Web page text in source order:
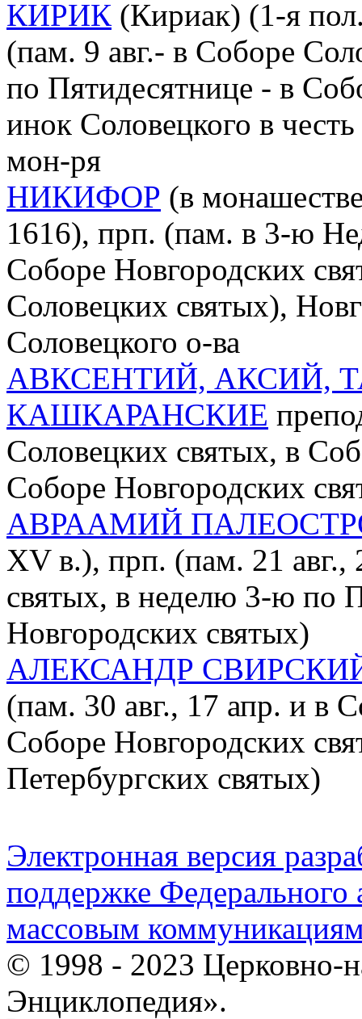
КИРИК (Кириак) (1-я
(пам. 9 авг.- в Соборе
по Пятидесятнице - в
инок Соловецкого в
мон-ря
НИКИФОР (в
1616), прп. (пам. в 3-ю
Соборе Новгородских
Соловецких святых),
Соловецкого о-ва
АВКСЕНТИЙ, АКСИЙ,
КАШКАРАНСКИЕ
Соловецких святых, в
Соборе Новгородских
АВРААМИЙ
XV в.), прп. (пам. 21 авг.,
святых, в неделю 3-ю по
Новгородских святых)
АЛЕКСАНДР
(пам. 30 авг., 17 апр. и в
Соборе Новгородских
Петербургских святых)
Электронная версия
поддержке Федерального
массовым
© 1998 - 2023 Церковно-
Энциклопедия».